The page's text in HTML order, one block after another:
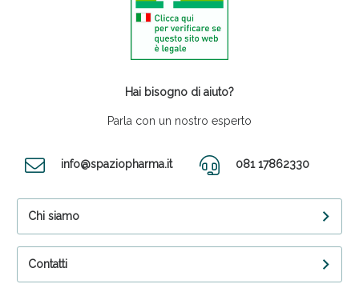
Hai bisogno di aiuto?
Parla con un nostro esperto
info@spaziopharma.it 081 17862330
Chi siamo
Contatti